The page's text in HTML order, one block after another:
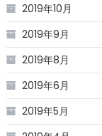
2019年10月
2019年9月
2019年8月
2019年6月
2019年5月